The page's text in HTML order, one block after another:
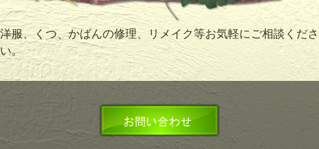
洋服、くつ、かばんの修理、リメイク等お気軽にご相談くださ
い。